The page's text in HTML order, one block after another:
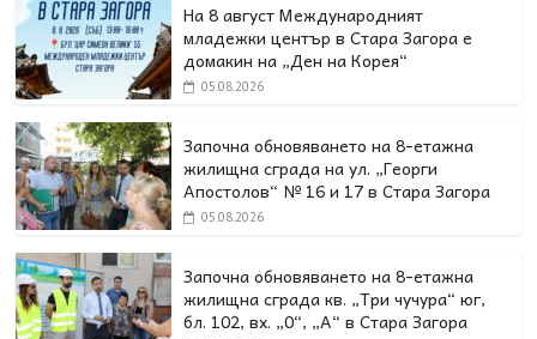
На 8 август Международният
младежки център в Стара Загора е
домакин на „Ден на Корея“
05.08.2026
Започна обновяването на 8-етажна
жилищна сграда на ул. „Георги
Апостолов“ № 16 и 17 в Стара Загора
05.08.2026
Започна обновяването на 8-етажна
жилищна сграда кв. „Три чучура“ юг,
бл. 102, вх. „0“, „А“ в Стара Загора